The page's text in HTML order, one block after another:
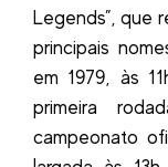
Legends”, que
principais
em 1979, às
primeira
campeonato